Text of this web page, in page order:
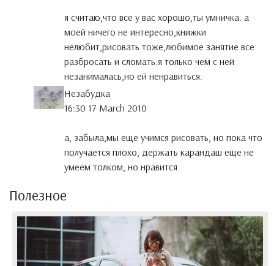
я считаю,что все у вас хорошо,ты умничка. а
моей ничего не интересно,книжки
нелюбит,рисовать тоже,любимое занятие все
разбросать и сломать.я только чем с ней
незанималась,но ей ненравиться.
Незабудка
16:30 17 March 2010
а, забыла,мы еще учимся рисовать, но пока что
получается плохо, держать карандаш еще не
умеем толком, но нравится
Полезное